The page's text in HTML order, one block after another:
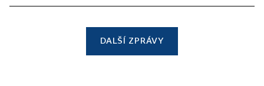
DALŠÍ ZPRÁVY